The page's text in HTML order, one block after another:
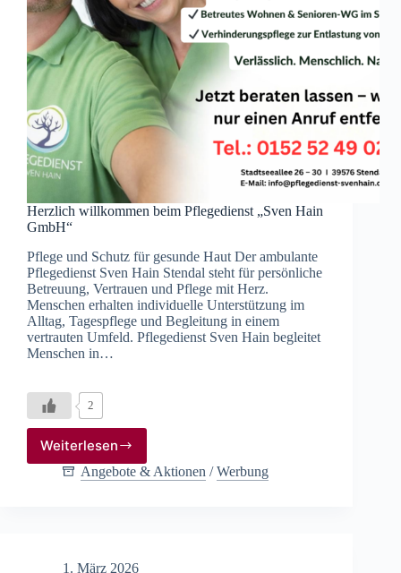
Herzlich willkommen beim Pflegedienst „Sven Hain
GmbH“
Pflege und Schutz für gesunde Haut Der ambulante
Pflegedienst Sven Hain Stendal steht für persönliche
Betreuung, Vertrauen und Pflege mit Herz.
Menschen erhalten individuelle Unterstützung im
Alltag, Tagespflege und Begleitung in einem
vertrauten Umfeld. Pflegedienst Sven Hain begleitet
Menschen in…
2
Weiterlesen
Herzlich
willkommen
Angebote & Aktionen /Werbung
1. März 2026